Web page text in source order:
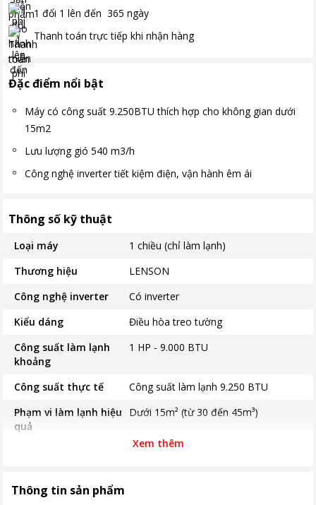
1 đổi 1 lên đến 365 ngày
Thanh toán trực tiếp khi nhận hàng
Đặc điểm nổi bật
Máy có công suất 9.250BTU thích hợp cho không gian dưới
15m2
Lưu lượng gió 540 m3/h
Công nghệ inverter tiết kiệm điện, vận hành êm ái
Thông số kỹ thuật
Loại máy
1 chiều (chỉ làm lạnh)
Thương hiệu
LENSON
Công nghệ inverter
Có inverter
Kiểu dáng
Điều hòa treo tường
Công suất làm lạnh
khoảng
1 HP - 9.000 BTU
Công suất thực tế
Công suất làm lạnh 9.250 BTU
Phạm vi làm lạnh hiệu
quả
Dưới 15m² (từ 30 đến 45m³)
Độ ồn dàn lạnh 41/35/24dB Độ ồn
Năm ra mắt
Xem thêm
Thông tin sản phẩm